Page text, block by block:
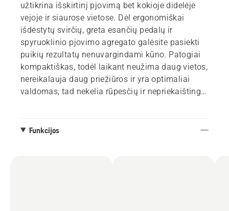
užtikrina išskirtinį pjovimą bet kokioje didelėje
vejoje ir siaurose vietose. Dėl ergonomiškai
išdėstytų svirčių, greta esančių pedalų ir
spyruoklinio pjovimo agregato galėsite pasiekti
puikių rezultatų nenuvargindami kūno. Patogiai
kompaktiškas, todėl laikant neužima daug vietos,
nereikalauja daug priežiūros ir yra optimaliai
valdomas, tad nekelia rūpesčių ir nepriekaištingai
Funkcijos